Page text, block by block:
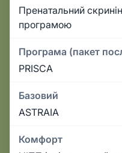
Пренатальний
програмою
Програма (пакет
PRISCA
Базовий
ASTRAIA
Комфорт